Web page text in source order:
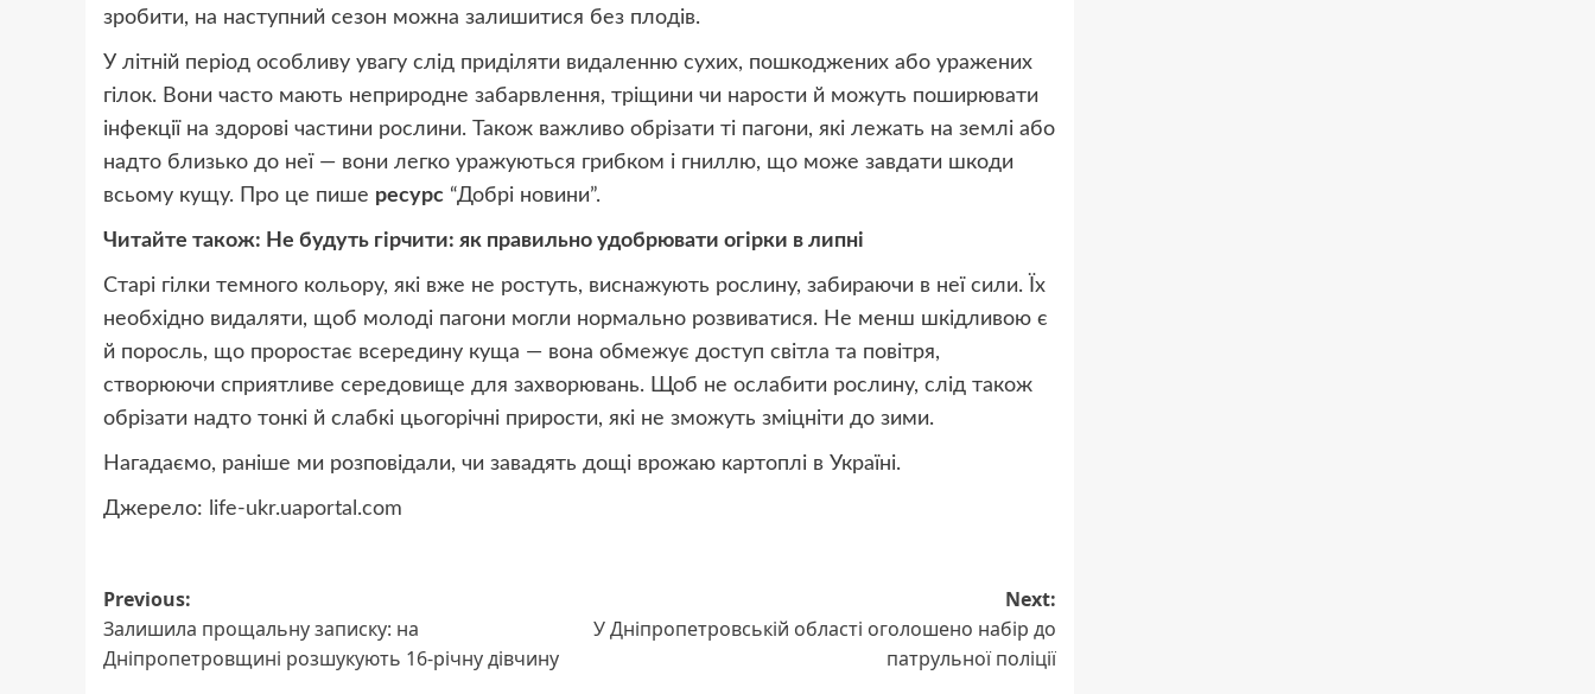
зробити, на наступний сезон можна залишитися без плодів.
У літній період особливу увагу слід приділяти видаленню сухих, пошкоджених або уражених
гілок. Вони часто мають неприродне забарвлення, тріщини чи нарости й можуть поширювати
інфекції на здорові частини рослини. Також важливо обрізати ті пагони, які лежать на землі або
надто близько до неї — вони легко уражуються грибком і гниллю, що може завдати шкоди
всьому кущу. Про це пише ресурс “Добрі новини”.
Читайте також: Не будуть гірчити: як правильно удобрювати огірки в липні
Старі гілки темного кольору, які вже не ростуть, виснажують рослину, забираючи в неї сили. Їх
необхідно видаляти, щоб молоді пагони могли нормально розвиватися. Не менш шкідливою є
й поросль, що проростає всередину куща — вона обмежує доступ світла та повітря,
створюючи сприятливе середовище для захворювань. Щоб не ослабити рослину, слід також
обрізати надто тонкі й слабкі цьогорічні прирости, які не зможуть зміцніти до зими.
Нагадаємо, раніше ми розповідали, чи завадять дощі врожаю картоплі в Україні.
Джерело: life-ukr.uaportal.com
Post
navigation
Previous:
Залишила прощальну записку: на
Дніпропетровщині розшукують 16-річну дівчину
Next:
У Дніпропетровській області оголошено набір до
патрульної поліції